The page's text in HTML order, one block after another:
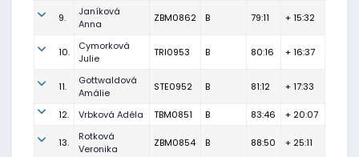
9.
Janíková
Anna
ZBM0862 B 79:11 + 15:32
10.
Cymorková
Julie
TRI0953 B 80:16 + 16:37
11.
Gottwaldová
Amálie
STE0952 B 81:12 + 17:33
12. Vrbková Adéla TBM0851 B 83:46 + 20:07
13.
Rotková
Veronika
ZBM0854 B 88:50 + 25:11